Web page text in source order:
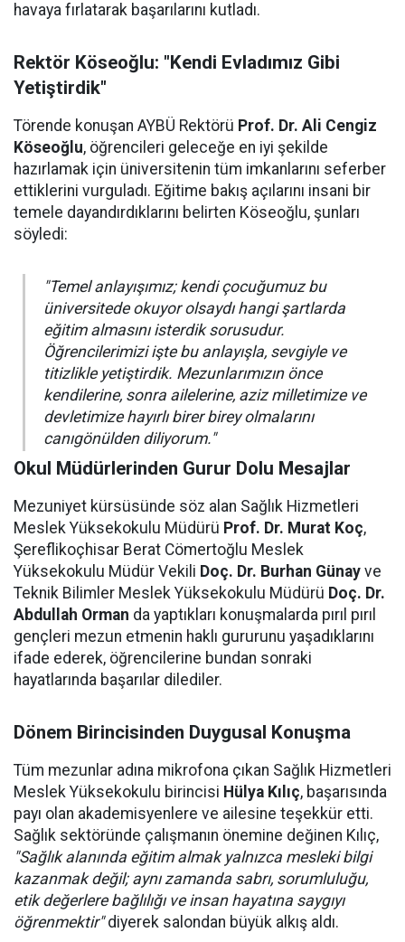
havaya fırlatarak başarılarını kutladı.
Rektör Köseoğlu: "Kendi Evladımız Gibi
Yetiştirdik"
Törende konuşan AYBÜ Rektörü Prof. Dr. Ali Cengiz
Köseoğlu, öğrencileri geleceğe en iyi şekilde
hazırlamak için üniversitenin tüm imkanlarını seferber
ettiklerini vurguladı. Eğitime bakış açılarını insani bir
temele dayandırdıklarını belirten Köseoğlu, şunları
söyledi:
"Temel anlayışımız; kendi çocuğumuz bu
üniversitede okuyor olsaydı hangi şartlarda
eğitim almasını isterdik sorusudur.
Öğrencilerimizi işte bu anlayışla, sevgiyle ve
titizlikle yetiştirdik. Mezunlarımızın önce
kendilerine, sonra ailelerine, aziz milletimize ve
devletimize hayırlı birer birey olmalarını
canıgönülden diliyorum."
Okul Müdürlerinden Gurur Dolu Mesajlar
Mezuniyet kürsüsünde söz alan Sağlık Hizmetleri
Meslek Yüksekokulu Müdürü Prof. Dr. Murat Koç,
Şereflikoçhisar Berat Cömertoğlu Meslek
Yüksekokulu Müdür Vekili Doç. Dr. Burhan Günay ve
Teknik Bilimler Meslek Yüksekokulu Müdürü Doç. Dr.
Abdullah Orman da yaptıkları konuşmalarda pırıl pırıl
gençleri mezun etmenin haklı gururunu yaşadıklarını
ifade ederek, öğrencilerine bundan sonraki
hayatlarında başarılar dilediler.
Dönem Birincisinden Duygusal Konuşma
Tüm mezunlar adına mikrofona çıkan Sağlık Hizmetleri
Meslek Yüksekokulu birincisi Hülya Kılıç, başarısında
payı olan akademisyenlere ve ailesine teşekkür etti.
Sağlık sektöründe çalışmanın önemine değinen Kılıç,
"Sağlık alanında eğitim almak yalnızca mesleki bilgi
kazanmak değil; aynı zamanda sabrı, sorumluluğu,
etik değerlere bağlılığı ve insan hayatına saygıyı
öğrenmektir"diyerek salondan büyük alkış aldı.